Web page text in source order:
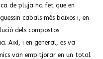
de pluja ha fet que en
cabals més baixos i, en
dels compostos
Així, i en general, es va
van empitjorar en un total